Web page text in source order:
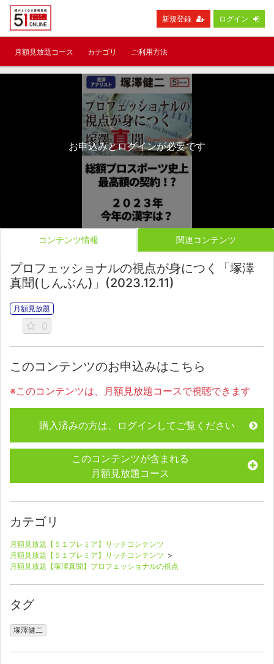
新規登録 ログイン
月額見放題コース カテゴリ ご利用方法
お申込みとログインが必要です
コンテンツ情報 関連コンテンツ
プロフェッショナルの視点が身につく「塚澤
真聞(しんぶん)」(2023.12.11)
月額見放題
0
このコンテンツのお申込みはこちら
※このコンテンツは、月額見放題コースで視聴できます
購入済みの方は、ログインしてご覧ください
このコンテンツが含まれる
月額見放題コース
カテゴリ
月額見放題【５１プレミア】リッチコンテンツ
月額見放題【５１プレミア】リッチコンテンツ >
月額見放題【塚澤真聞】プロフェッショナルの視点
タグ
塚澤健二